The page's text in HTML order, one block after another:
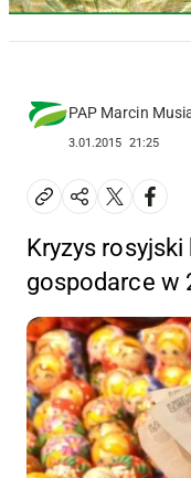
PAP Marcin
3.01.2015 21:25
Kryzys rosyjski
gospodarce w